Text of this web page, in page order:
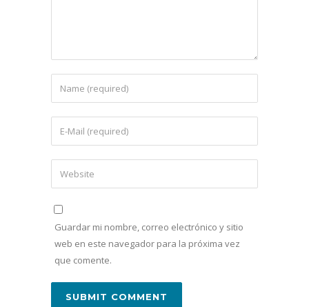
Guardar mi nombre, correo electrónico y sitio
web en este navegador para la próxima vez
que comente.